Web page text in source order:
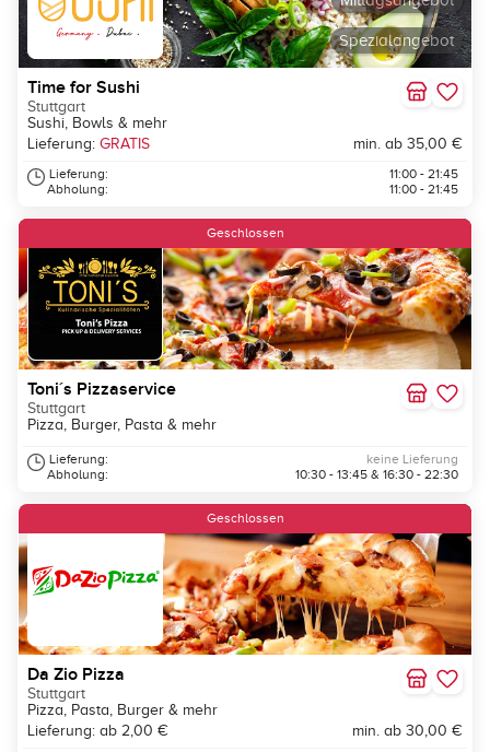
Spezialangebot
Time for Sushi
Stuttgart
Sushi, Bowls & mehr
Lieferung: GRATIS min. ab 35,00 €
Lieferung:
Abholung:
11:00 - 21:45
11:00 - 21:45
Geschlossen
Toni´s Pizzaservice
Stuttgart
Pizza, Burger, Pasta & mehr
Lieferung:
Abholung:
keine Lieferung
10:30 - 13:45 & 16:30 - 22:30
Geschlossen
Da Zio Pizza
Stuttgart
Pizza, Pasta, Burger & mehr
Lieferung: ab 2,00 €
min. ab 30,00 €